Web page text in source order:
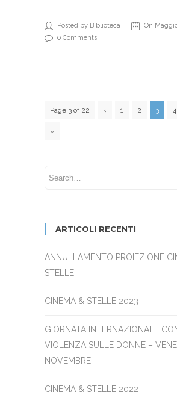
Posted by Biblioteca
On
0 Comments
Page 3 of 22 ‹ 1 2 3 4
»
ARTICOLI RECENTI
ANNULLAMENTO PROIEZIONE
STELLE
CINEMA & STELLE 2023
GIORNATA INTERNAZIONALE
VIOLENZA SULLE DONNE –
NOVEMBRE
CINEMA & STELLE 2022